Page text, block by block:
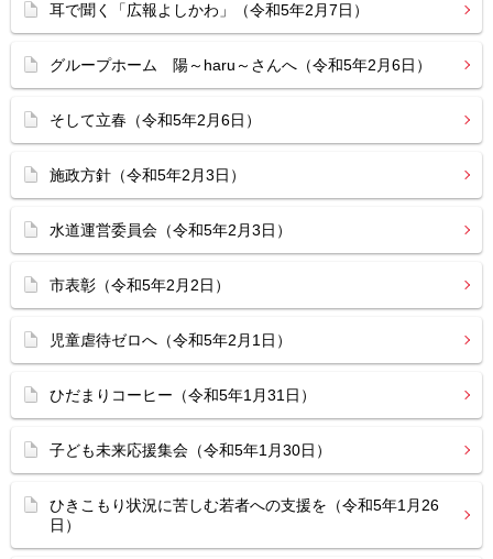
耳で聞く「広報よしかわ」（令和5年2月7日）
グループホーム 陽～haru～さんへ（令和5年2月6日）
そして立春（令和5年2月6日）
施政方針（令和5年2月3日）
水道運営委員会（令和5年2月3日）
市表彰（令和5年2月2日）
児童虐待ゼロへ（令和5年2月1日）
ひだまりコーヒー（令和5年1月31日）
子ども未来応援集会（令和5年1月30日）
ひきこもり状況に苦しむ若者への支援を（令和5年1月26
日）